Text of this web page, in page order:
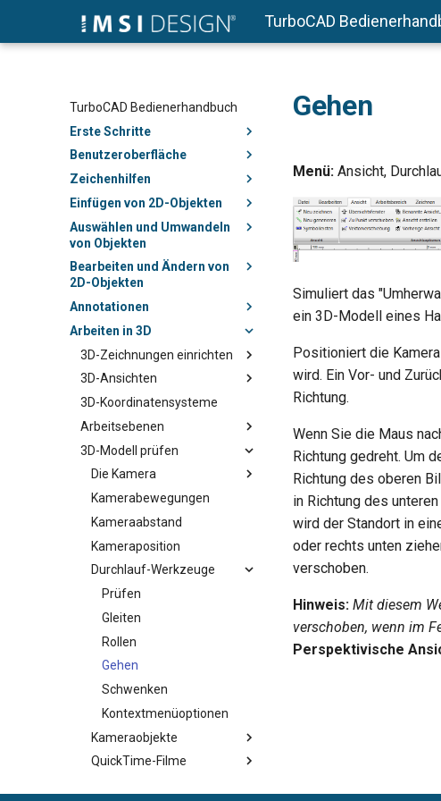
TurboCAD
TurboCAD Bedienerhandbuch
Erste Schritte
Benutzeroberfläche
Zeichenhilfen
Einfügen von 2D-Objekten
Auswählen und Umwandeln
von Objekten
Bearbeiten und Ändern von
2D-Objekten
Annotationen
Arbeiten in 3D
3D-Zeichnungen einrichten
3D-Ansichten
3D-Koordinatensysteme
Arbeitsebenen
3D-Modell prüfen
Die Kamera
Kamerabewegungen
Kameraabstand
Kameraposition
Durchlauf-Werkzeuge
Prüfen
Gleiten
Rollen
Gehen
Schwenken
Kontextmenüoptionen
Kameraobjekte
QuickTime-Filme
Gehen
Menü: Ansicht,
Simuliert das
ein 3D-Modell eines
Positioniert die
wird. Ein Vor- und
Richtung.
Wenn Sie die Maus
Richtung gedreht. Um
Richtung des oberen
in Richtung des
wird der Standort in
oder rechts unten
verschoben.
Hinweis: Mit diesem
verschoben, wenn im
Perspektivische